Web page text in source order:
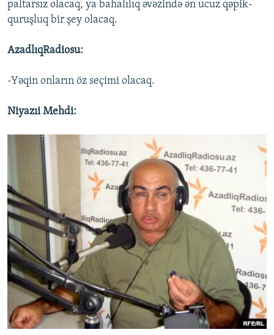
paltarsız olacaq, ya bahalılıq əvəzində ən ucuz qəpik-
quruşluq bir şey olacaq.
AzadlıqRadiosu:
-Yəqin onların öz seçimi olacaq.
Niyazıi Mehdi: